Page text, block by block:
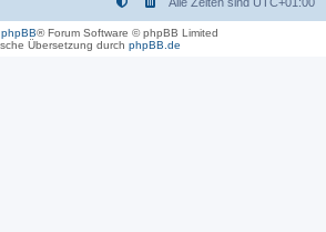
phpBB® Forum Software © phpBB Limited
Übersetzung durch phpBB.de